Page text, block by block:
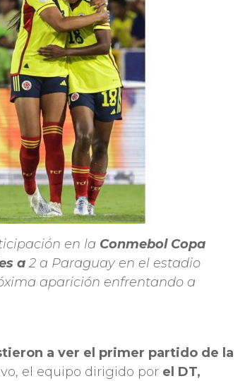
en la Conmebol Copa
a 2 a Paraguay en el estadio
aparición enfrentando a
a ver el primer partido de la
el equipo dirigido por el DT,